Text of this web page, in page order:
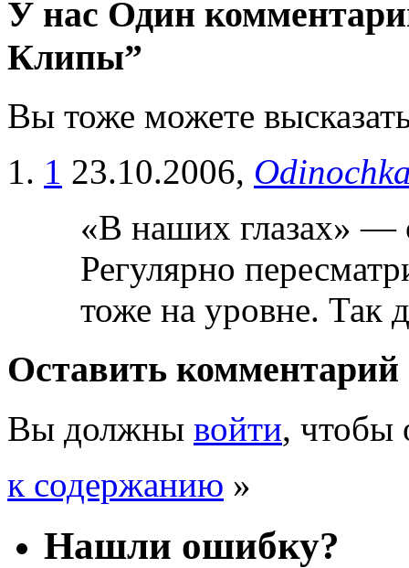
У нас Один
Клипы”
Вы тоже можете
1 23.10.2006,
«В наших глазах» —
Регулярно
тоже на уровне. Так
Оставить комментарий
Вы должны войти, чтобы
к содержанию »
Нашли ошибку?